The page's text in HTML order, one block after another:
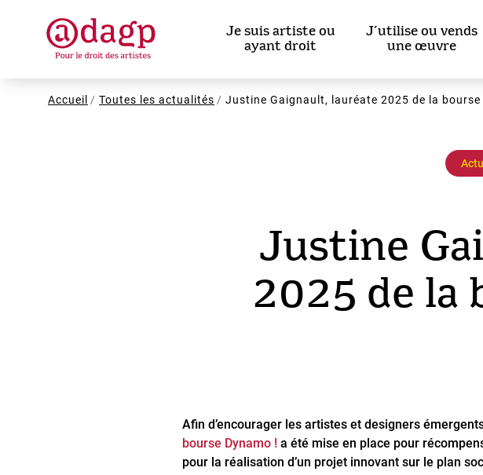
Je suis artiste ou
ayant droit
J’utilise ou vends
une œuvre
Fil
Accueil Toutes les actualités Justine Gaignault, lauréate 2025 de la bourse
Justine
2025 de la
Afin d’encourager les artistes et designers
bourse Dynamo ! a été mise en place pour
pour la réalisation d’un projet innovant sur le plan